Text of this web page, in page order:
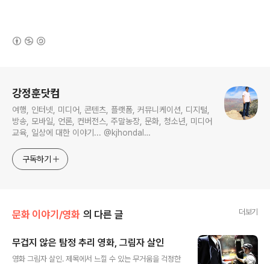
강정훈닷컴
여행, 인터넷, 미디어, 콘텐츠, 플랫폼, 커뮤니케이션, 디지털,
방송, 모바일, 언론, 컨버전스, 주말농장, 문화, 청소년, 미디어
교육, 일상에 대한 이야기... @kjhondal
구독하기
문화 이야기/영화 의 다른 글 더보기
무겁지 않은 탐정 추리 영화, 그림자 살인
영화 그림자 살인. 제목에서 느낄 수 있는 무거움을 걱정한